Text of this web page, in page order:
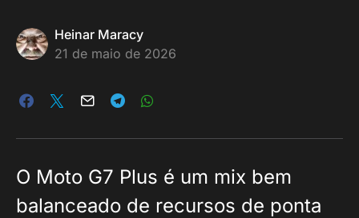
Heinar Maracy
21 de maio de 2026
O Moto G7 Plus é um mix bem
balanceado de recursos de ponta